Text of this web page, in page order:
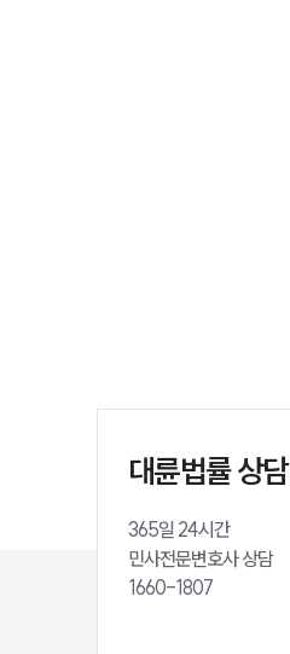
대륜법률 상담
365일 24시간
민사전문변호사 상담
1660-1807